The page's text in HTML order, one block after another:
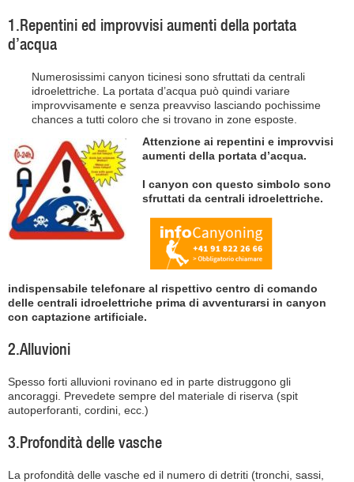
1.Repentini ed improvvisi aumenti della portata
d’acqua
Numerosissimi canyon ticinesi sono sfruttati da centrali
idroelettriche. La portata d’acqua può quindi variare
improvvisamente e senza preavviso lasciando pochissime
chances a tutti coloro che si trovano in zone esposte.
Attenzione ai repentini e improvvisi
aumenti della portata d’acqua.
I canyon con questo simbolo sono
sfruttati da centrali idroelettriche.
indispensabile telefonare al rispettivo centro di comando
delle centrali idroelettriche prima di avventurarsi in canyon
con captazione artificiale.
2.Alluvioni
Spesso forti alluvioni rovinano ed in parte distruggono gli
ancoraggi. Prevedete sempre del materiale di riserva (spit
autoperforanti, cordini, ecc.)
3.Profondità delle vasche
La profondità delle vasche ed il numero di detriti (tronchi, sassi,